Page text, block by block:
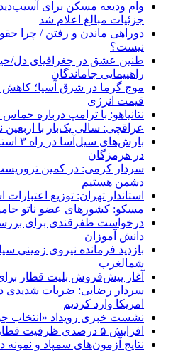
وام ودیعه مسکن برای
جزئیات مبالغ اعلام شد
دوراهی ماندن و رفتن / چرا
نیست؟
طنین عشق در جغرافیای دل/
راهپیمایی جاماندگان
موج گرما در شرق آسیا؛ کاهش
قیمت انرژی
نتانیاهو: با ترامپ درباره
عراقچی: سالی یک‌بار با
در هرمزگان
سردار کرمی: در کمین
دشمن هستیم
استاندار تهران: توزیع
مسکو: کشورهای عضو ناتو
درخواست ظفرقندی برای
دانش آموزان
بازدید فرمانده نیروی زمینی
شمالغرب
آغاز پیش‌فروش بلیت قطار
امریکا وارد کردیم
نشست خبری رویداد «انتخاب
افزایش ۵ درصدی ظرفیت قطارهای اربعین
نتایج آزمون‌های سمپاد و نمونه